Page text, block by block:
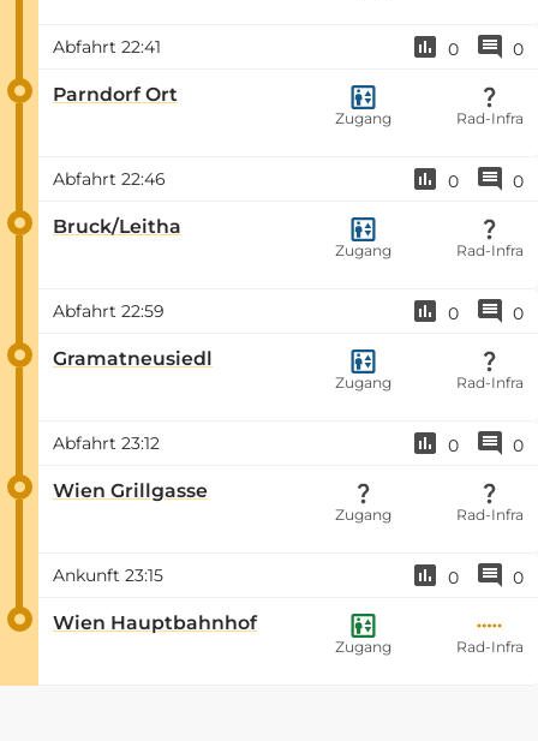
Abfahrt 22:41 0 0
Parndorf Ort
Zugang Rad-Infra
Abfahrt 22:46 0 0
Bruck/Leitha
Zugang Rad-Infra
Abfahrt 22:59 0 0
Gramatneusiedl
Zugang Rad-Infra
Abfahrt 23:12 0 0
Wien Grillgasse
Zugang Rad-Infra
Ankunft 23:15 0 0
Wien Hauptbahnhof
Zugang Rad-Infra